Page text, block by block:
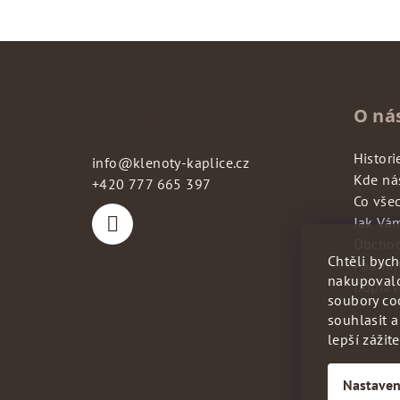
Chtěli
soubory
souhlasit
lepší
info@klenoty-kaplice.cz
+420 777 665 397
O
Kde
Co
Jak